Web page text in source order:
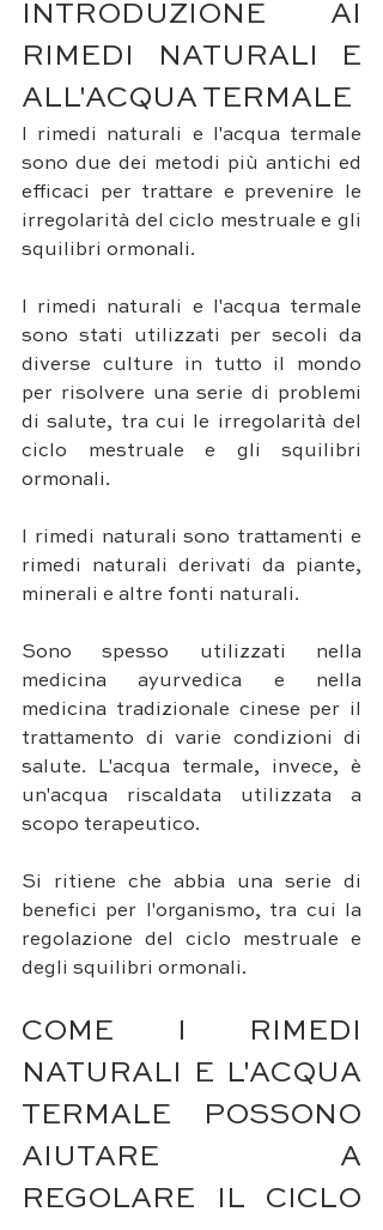
INTRODUZIONE AI
RIMEDI NATURALI E
ALL'ACQUA TERMALE
I rimedi naturali e l'acqua termale
sono due dei metodi più antichi ed
efficaci per trattare e prevenire le
irregolarità del ciclo mestruale e gli
squilibri ormonali.
I rimedi naturali e l'acqua termale
sono stati utilizzati per secoli da
diverse culture in tutto il mondo
per risolvere una serie di problemi
di salute, tra cui le irregolarità del
ciclo mestruale e gli squilibri
ormonali.
I rimedi naturali sono trattamenti e
rimedi naturali derivati da piante,
minerali e altre fonti naturali.
Sono spesso utilizzati nella
medicina ayurvedica e nella
medicina tradizionale cinese per il
trattamento di varie condizioni di
salute. L'acqua termale, invece, è
un'acqua riscaldata utilizzata a
scopo terapeutico.
Si ritiene che abbia una serie di
benefici per l'organismo, tra cui la
regolazione del ciclo mestruale e
degli squilibri ormonali.
COME I RIMEDI
NATURALI E L'ACQUA
TERMALE POSSONO
AIUTARE A
REGOLARE IL CICLO